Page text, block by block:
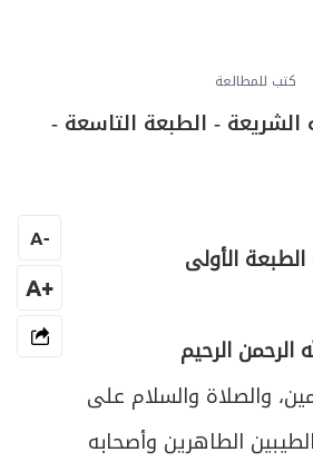
كتب للمطالعة
- الطبعة التاسعة -
الأولى
الرحمن الرحيم
والصلاة والسلام على
الطاهرين وأصحابه
-
A
+A